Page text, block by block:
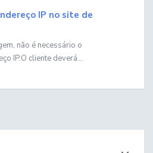
IP no site de
não é necessário o
IP.O cliente deverá...